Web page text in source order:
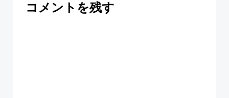
コメントを残す